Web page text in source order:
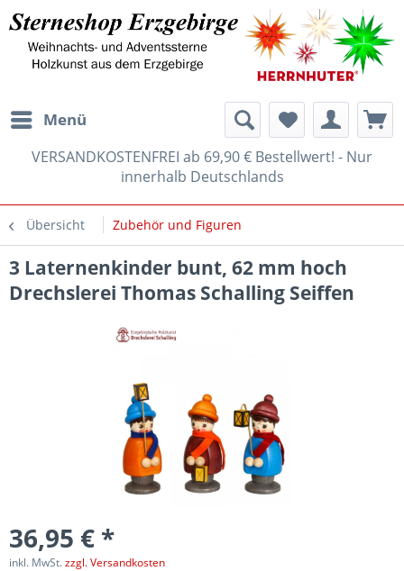
Menü
VERSANDKOSTENFREI ab 69,90 € Bestellwert! - Nur
innerhalb Deutschlands
Übersicht Zubehör und Figuren
3 Laternenkinder bunt, 62 mm hoch
Drechslerei Thomas Schalling Seiffen
36,95 € *
inkl. MwSt.zzgl. Versandkosten